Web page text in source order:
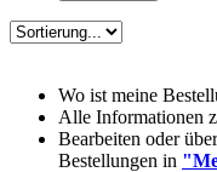
Wo ist meine
Alle Informationen
Bearbeiten oder
Bestellungen in